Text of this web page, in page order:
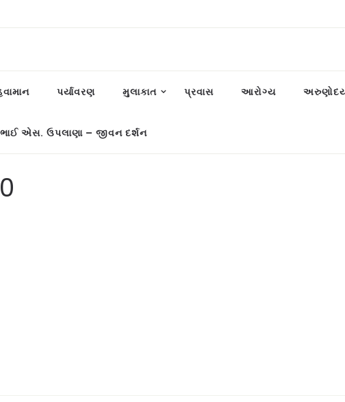
પર્યાવરણ મુલાકાત પ્રવાસ આરોગ્ય અરુણોદય
એસ. ઉપલાણા – જીવન દર્શન